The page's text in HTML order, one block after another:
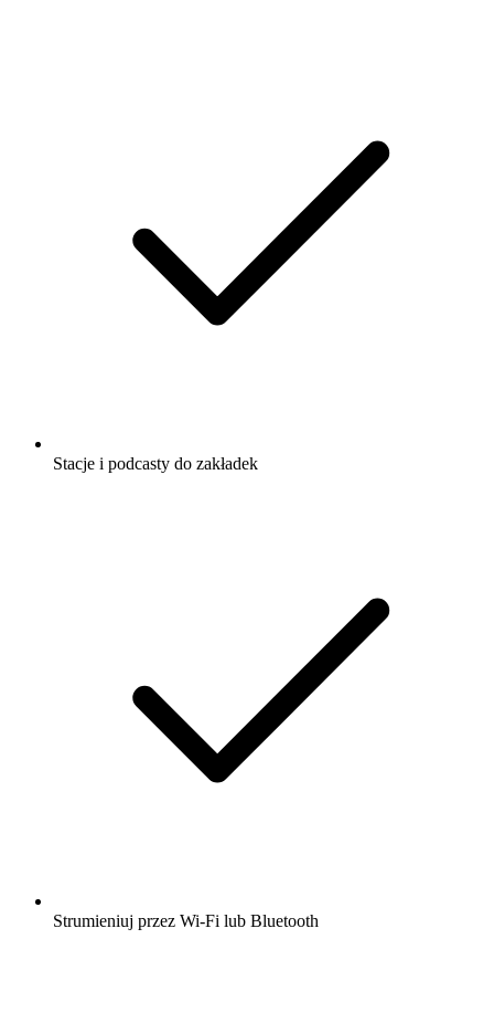
Stacje i podcasty do zakładek
Strumieniuj przez Wi-Fi lub Bluetooth